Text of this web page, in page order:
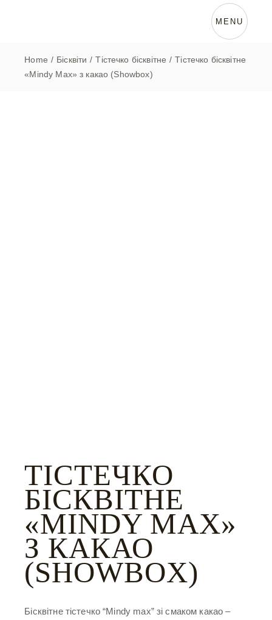
MENU
Home Бісквіти Тістечко бісквітне
Тістечко бісквітне
«Mindy Max» з какао (Showbox)
ТІСТЕЧКО
БІСКВІТНЕ
«MINDY MAX»
З КАКАО
(SHOWBOX)
Бісквітне тістечко “Mindy max” зі смаком какао –